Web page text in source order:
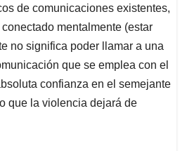
de comunicaciones existentes,
mentalmente (estar
no significa poder llamar a una
que se emplea con el
confianza en el semejante
que la violencia dejará de